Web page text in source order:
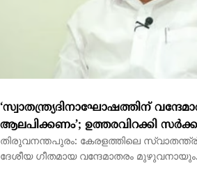
ആലപിക്കണം’; ഉത്തരവിറക്കി
തിരുവനന്തപുരം: കേരളത്തിലെ
ദേശീയ ഗീതമായ വന്ദേമാതരം